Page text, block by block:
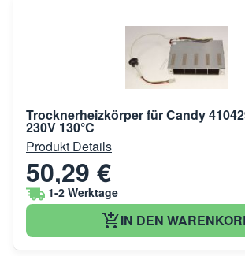
Trocknerheizkörper für Candy
230V 130°C
Produkt Details
50,29 €
1-2 Werktage
IN DEN